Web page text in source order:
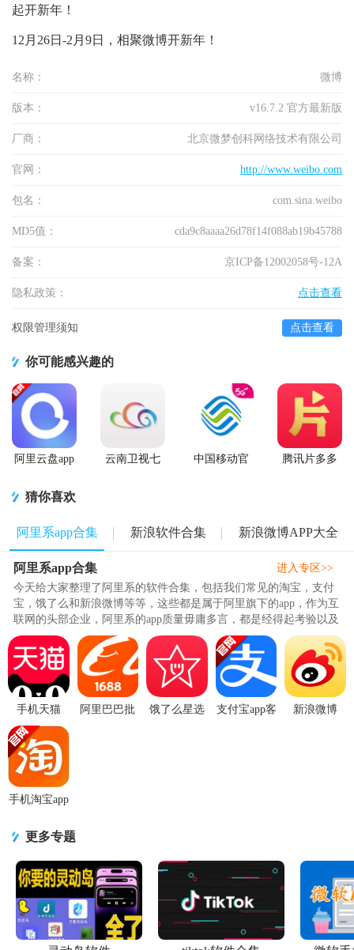
起开新年！
12月26日-2月9日，相聚微博开新年！
名称： 微博
版本： v16.7.2 官方最新版
厂商： 北京微梦创科网络技术有限公司
官网： http://www.weibo.com
包名： com.sina.weibo
MD5值： cda9c8aaaa26d78f14f088ab19b45788
备案： 京ICP备12002058号-12A
隐私政策： 点击查看
权限管理须知 点击查看
你可能感兴趣的
阿里云盘app
云南卫视七
中国移动官
腾讯片多多
猜你喜欢
阿里系app合集 新浪软件合集 新浪微博APP大全
阿里系app合集
今天给大家整理了阿里系的软件合集，包括我们常见的淘宝，支付
宝，饿了么和新浪微博等等，这些都是属于阿里旗下的app，作为互
联网的头部企业，阿里系的app质量毋庸多言，都是经得起考验以及
用户检测的，其中新浪微博..
进入专区>>
手机天猫
APP15.82.0
官方最新版
阿里巴巴批
饿了么星选
支付宝app客
新浪微博
手机淘宝app
v10.64.10 官
方安卓版
更多专题